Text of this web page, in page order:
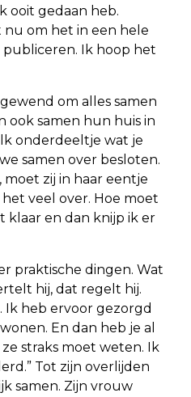
ooit gedaan heb.
nu om het in een hele
Ik hoop het
om alles samen
ook samen hun huis in
onderdeeltje wat je
samen over besloten.
moet zij in haar eentje
veel over. Hoe moet
klaar en dan knijp ik er
praktische dingen. Wat
hij, dat regelt hij.
Ik heb ervoor gezorgd
En dan heb je al
straks moet weten. Ik
Tot zijn overlijden
samen. Zijn vrouw